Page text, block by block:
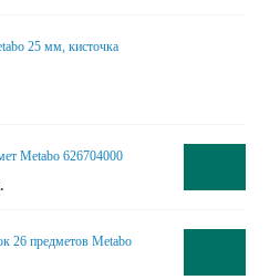
25 мм, кисточка
Metabo 626704000
26 предметов Metabo